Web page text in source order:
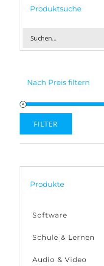
Produktsuche
Nach Preis filtern
Preis
Preis
FILTER
Produkte
Software
Schule & Lernen
Audio & Video